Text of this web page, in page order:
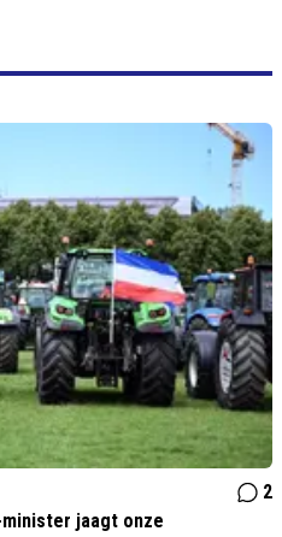
2
minister jaagt onze